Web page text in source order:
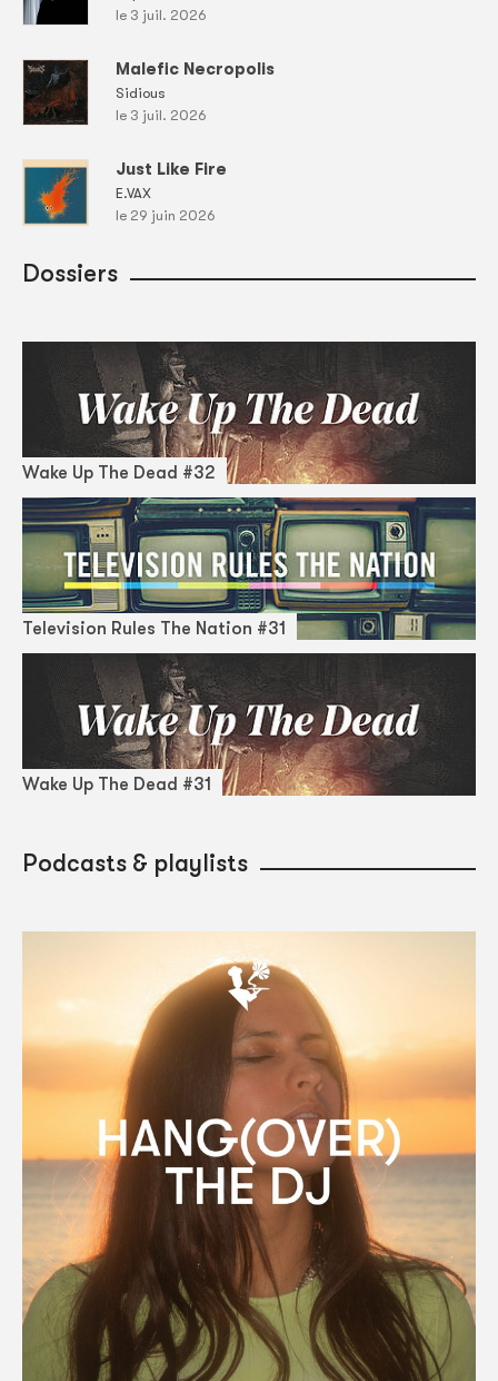
le 3 juil. 2026
Malefic Necropolis
Sidious
le 3 juil. 2026
Just Like Fire
E.VAX
le 29 juin 2026
Dossiers
Wake Up The Dead #32
Television Rules The Nation #31
Wake Up The Dead #31
Podcasts & playlists